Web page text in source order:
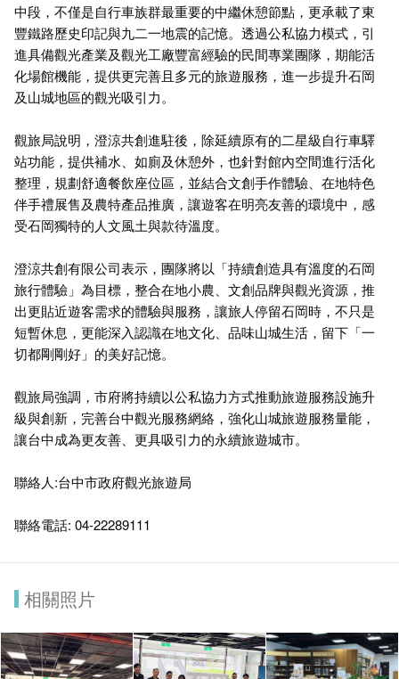
中段，不僅是自行車族群最重要的中繼休憩節點，更承載了東
豐鐵路歷史印記與九二一地震的記憶。透過公私協力模式，引
進具備觀光產業及觀光工廠豐富經驗的民間專業團隊，期能活
化場館機能，提供更完善且多元的旅遊服務，進一步提升石岡
及山城地區的觀光吸引力。
觀旅局說明，澄涼共創進駐後，除延續原有的二星級自行車驛
站功能，提供補水、如廁及休憩外，也針對館內空間進行活化
整理，規劃舒適餐飲座位區，並結合文創手作體驗、在地特色
伴手禮展售及農特產品推廣，讓遊客在明亮友善的環境中，感
受石岡獨特的人文風土與款待溫度。
澄涼共創有限公司表示，團隊將以「持續創造具有溫度的石岡
旅行體驗」為目標，整合在地小農、文創品牌與觀光資源，推
出更貼近遊客需求的體驗與服務，讓旅人停留石岡時，不只是
短暫休息，更能深入認識在地文化、品味山城生活，留下「一
切都剛剛好」的美好記憶。
觀旅局強調，市府將持續以公私協力方式推動旅遊服務設施升
級與創新，完善台中觀光服務網絡，強化山城旅遊服務量能，
讓台中成為更友善、更具吸引力的永續旅遊城市。
聯絡人:台中市政府觀光旅遊局
聯絡電話: 04-22289111
相關照片